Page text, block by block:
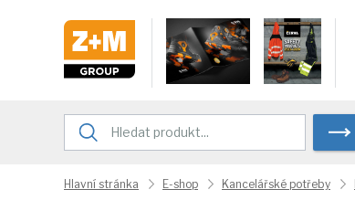
Hlavní stránka E-shop Kancelářské potřeby